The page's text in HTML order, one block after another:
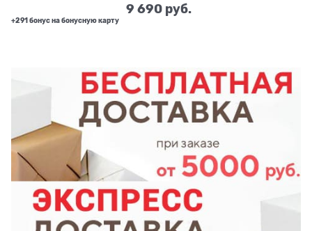
9 690 руб.
+291 бонус на бонусную карту